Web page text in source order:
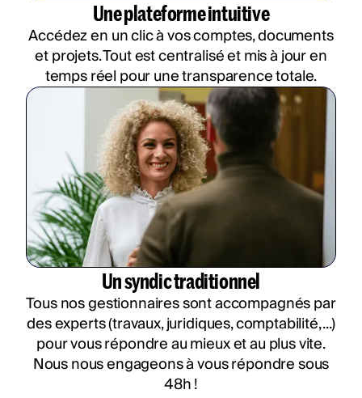
Une plateforme intuitive
Accédez en un clic à vos comptes, documents
et projets. Tout est centralisé et mis à jour en
temps réel pour une transparence totale.
Un syndic traditionnel
Tous nos gestionnaires sont accompagnés par
des experts (travaux, juridiques, comptabilité, ...)
pour vous répondre au mieux et au plus vite.
Nous nous engageons à vous répondre sous
48h !